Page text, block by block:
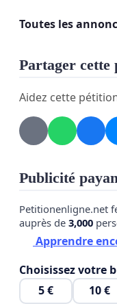
d'une visite des
Toutes les
Partager cette
Aidez cette
Publicité
Petitionenligne.net
auprès de 3,000
Apprendre
Choisissez votre
5 €
10 €